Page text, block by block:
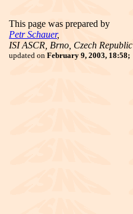
This page was prepared by
Petr Schauer,
ISI ASCR, Brno, Czech Republic
updated on February 9, 2003, 18:58;